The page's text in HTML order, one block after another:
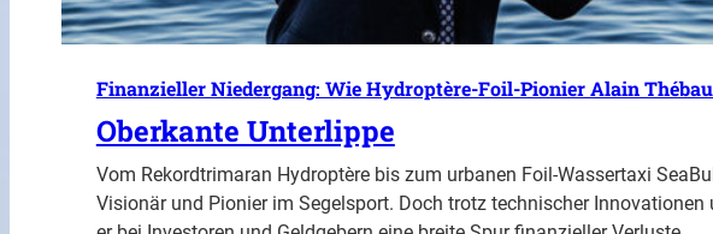
Finanzieller Niedergang: Wie Hydroptère-Foil-Pionier Alain
Oberkante Unterlippe
Vom Rekordtrimaran Hydroptère bis zum urbanen Foil-Wassertaxi
Visionär und Pionier im Segelsport. Doch trotz technischer